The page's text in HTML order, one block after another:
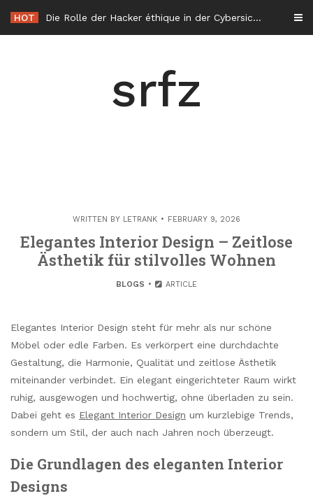
content
HOT Die Rolle der Hacker éthique in der Cybersicherheit in Frankreich
srfz
WRITTEN BY LETRANK FEBRUARY 9, 2026
Elegantes Interior Design – Zeitlose
Ästhetik für stilvolles Wohnen
BLOGS ARTICLE
Elegantes Interior Design steht für mehr als nur schöne
Möbel oder edle Farben. Es verkörpert eine durchdachte
Gestaltung, die Harmonie, Qualität und zeitlose Ästhetik
miteinander verbindet. Ein elegant eingerichteter Raum wirkt
ruhig, ausgewogen und hochwertig, ohne überladen zu sein.
Dabei geht es Elegant Interior Design um kurzlebige Trends,
sondern um Stil, der auch nach Jahren noch überzeugt.
Die Grundlagen des eleganten Interior
Designs